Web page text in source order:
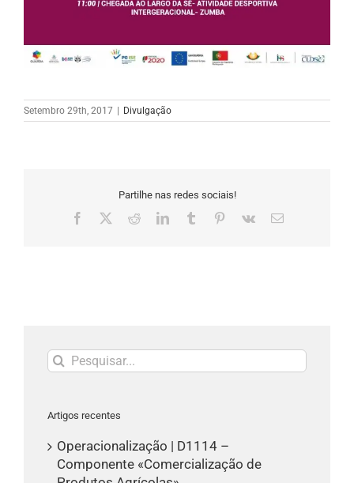
Setembro 29th, 2017 Divulgação
Partilhe nas redes sociais!
Facebook RedditLinkedInTumblr Pinterest
Vk
Email
Pesquisar
Artigos recentes
Operacionalização | D1114 –
Componente «Comercialização de